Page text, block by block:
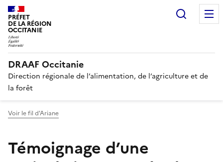
PRÉFET
DE LA RÉGION
OCCITANIE
DRAAF Occitanie
Direction régionale de l’alimentation, de l’agriculture et de
la forêt
Voir le fil d'Ariane
Témoignage d’une